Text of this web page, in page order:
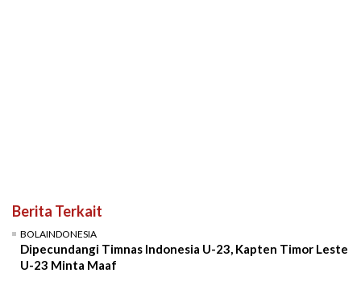
Berita Terkait
BOLAINDONESIA
Dipecundangi Timnas Indonesia U-23, Kapten Timor Leste
U-23 Minta Maaf